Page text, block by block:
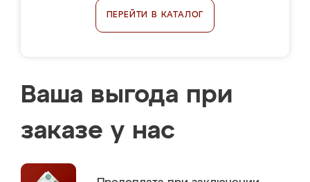
ПЕРЕЙТИ В КАТАЛОГ
Ваша выгода при
заказе у нас